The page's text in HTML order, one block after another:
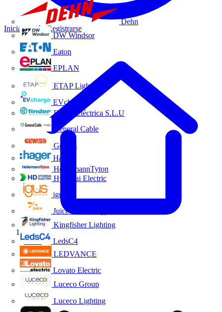
Dehn
DW Windsor
Eaton
EPLAN
ETAP Lighting
EVcharge
Finder Eléctrica S.L.U
General Cable
Gewiss
Hager
HellermannTyton
Hyundai Electric
igus
Juice Technology
Kingfisher Lighting
LedsC4
LEDVANCE
Lovato Electric
Luceco Group
Luceco Lighting
Iniciar sesión Registrarse
Inicio